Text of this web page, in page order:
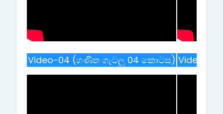
Video-04 (ගණිත ගැටලු 04 කොටස) Video-